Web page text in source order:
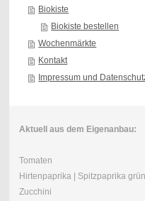
Biokiste
Biokiste bestellen
Wochenmärkte
Kontakt
Impressum und
Aktuell aus dem Eigenanbau:
Tomaten
Hirtenpaprika | Spitzpaprika grün
Zucchini